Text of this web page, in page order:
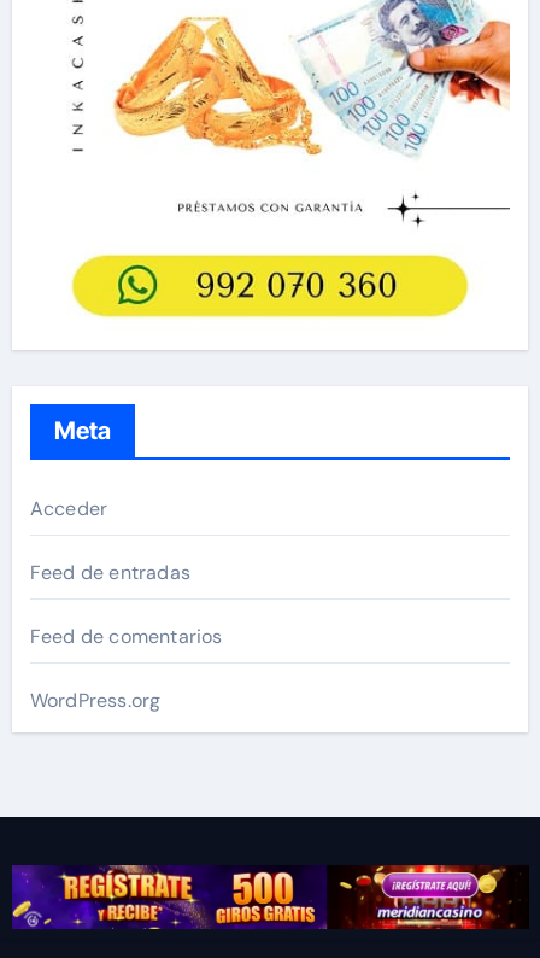
Meta
Acceder
Feed de entradas
Feed de comentarios
WordPress.org